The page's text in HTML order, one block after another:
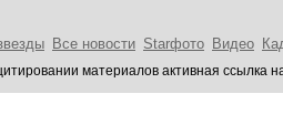
Все новости Starфото Видео
материалов активная ссылка